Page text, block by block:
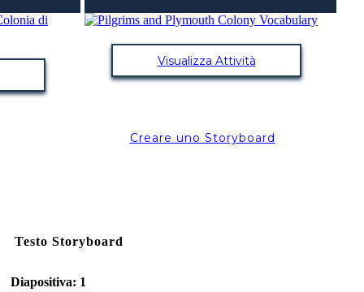
Visualizza Attività
Creare uno Storyboard
Testo Storyboard
Diapositiva: 1